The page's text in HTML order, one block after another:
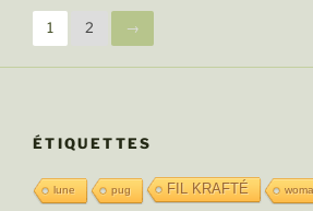
1 2 →
ÉTIQUETTES
lune pug FIL KRAFTÉ